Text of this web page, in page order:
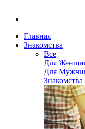
Главная
Знакомства
Все
Для
Для